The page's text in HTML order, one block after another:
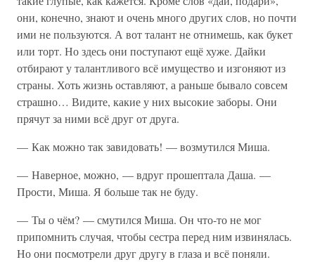
они, конечно, знают и очень много других слов, но почти
ими не пользуются. А вот талант не отнимешь, как букет
или торт. Но здесь они поступают ещё хуже. Дайки
отбирают у талантливого всё имущество и изгоняют из
страны. Хоть жизнь оставляют, а раньше бывало совсем
страшно… Видите, какие у них высокие заборы. Они
прячут за ними всё друг от друга.
— Как можно так завидовать! — возмутился Миша.
— Наверное, можно, — вдруг прошептала Даша. —
Прости, Миша. Я больше так не буду.
— Ты о чём? — смутился Миша. Он что-то не мог
припомнить случая, чтобы сестра перед ним извинялась.
Но они посмотрели друг другу в глаза и всё поняли.